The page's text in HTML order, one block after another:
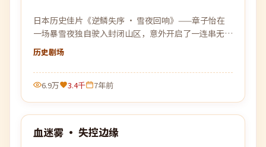
日本历史佳片《逆鳞失序 · 雪夜回响》——章子怡在
一场暴雪夜独自驶入封闭山区，意外开启了一连串无法
被解释的事件。
历史剧场
6.9万 3.4千 7年前
最新
99:43
血迷雾 · 失控边缘